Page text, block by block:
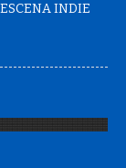
INDIE